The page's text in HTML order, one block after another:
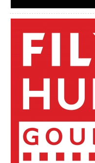
Bierhuys aan het juiste
horen. Er is maar een
BatensteinBuiten
BatensteinBuiten, de
de regio Woerden met
heerlijk terras en nog veel
toegankelijk en vanaf 1
dagen per week geopend.